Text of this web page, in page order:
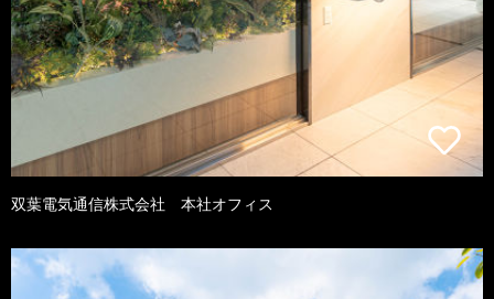
双葉電気通信株式会社 本社オフィス